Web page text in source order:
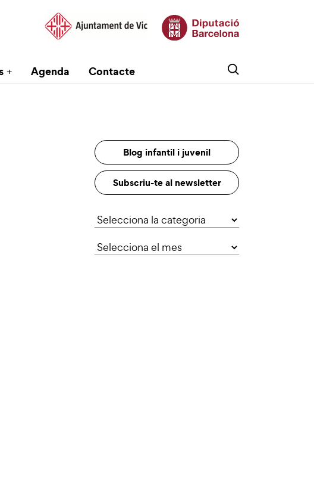
Agenda Contacte
Blog infantil i juvenil
Subscriu-te al newsletter
Categories